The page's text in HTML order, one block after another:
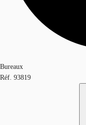
Bureaux
Réf. 93819